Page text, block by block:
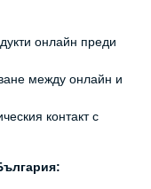
онлайн преди
между онлайн и
контакт с